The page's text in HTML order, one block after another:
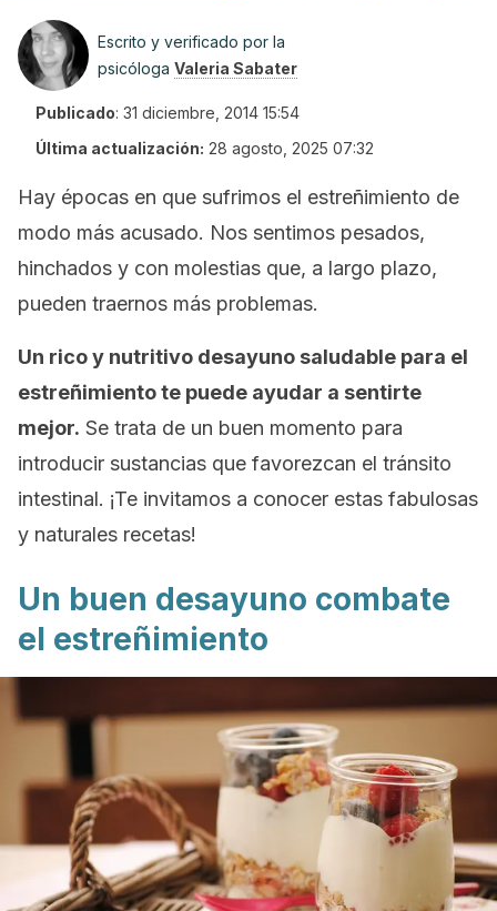
Escrito y verificado por la
psicóloga Valeria Sabater
Publicado: 31 diciembre, 2014 15:54
Última actualización: 28 agosto, 2025 07:32
Hay épocas en que sufrimos el estreñimiento de
modo más acusado. Nos sentimos pesados,
hinchados y con molestias que, a largo plazo,
pueden traernos más problemas.
Un rico y nutritivo desayuno saludable para el
estreñimiento te puede ayudar a sentirte
mejor. Se trata de un buen momento para
introducir sustancias que favorezcan el tránsito
intestinal. ¡Te invitamos a conocer estas fabulosas
y naturales recetas!
Un buen desayuno combate
el estreñimiento